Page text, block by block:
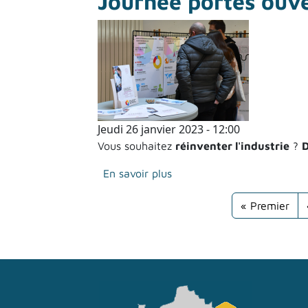
Jeudi 26 janvier 2023 - 12:00
Vous souhaitez réinventer l'industrie ?
En savoir plussur Journée portes
Première
« Premier